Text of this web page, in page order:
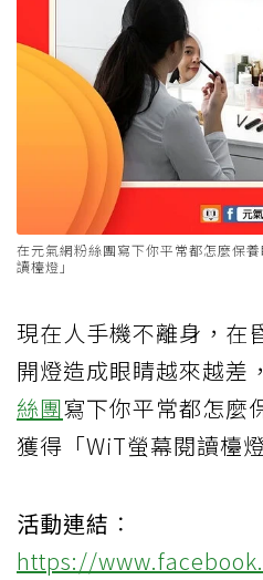
在元氣網粉絲團寫下你平常都怎麼保
讀檯燈」
現在人手機不離身，在
開燈造成眼睛越來越差
絲團寫下你平常都怎麼
獲得「WiT螢幕閱讀檯
活動連結 ：
https://